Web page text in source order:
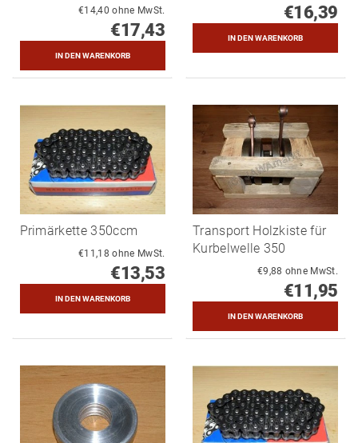
€14,40 ohne MwSt.
€17,43
€16,39
Primärkette 350ccm
€11,18 ohne MwSt.
€13,53
Transport Holzkiste für
Kurbelwelle 350
€9,88 ohne MwSt.
€11,95